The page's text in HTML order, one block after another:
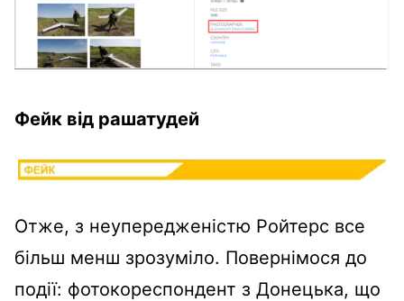
Фейк від рашатудей
Отже, з неупередженістю Ройтерс все
більш менш зрозуміло. Повернімося до
події: фотокореспондент з Донецька, що